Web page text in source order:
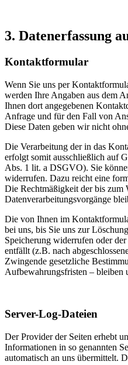
3. Datenerfassung
Kontaktformular
Wenn Sie uns per
werden Ihre Angaben aus dem
Ihnen dort angegebenen
Anfrage und für den Fall von
Diese Daten geben wir nicht
Die Verarbeitung der in das
erfolgt somit ausschließlich auf
Abs. 1 lit. a DSGVO). Sie
widerrufen. Dazu reicht eine
Die Rechtmäßigkeit der bis zum
Datenverarbeitungsvorgänge
Die von Ihnen im
bei uns, bis Sie uns zur
Speicherung widerrufen oder
entfällt (z.B. nach
Zwingende gesetzliche
Aufbewahrungsfristen – bleiben
Server-Log-Dateien
Der Provider der Seiten erhebt
Informationen in so genannten
automatisch an uns übermittelt.